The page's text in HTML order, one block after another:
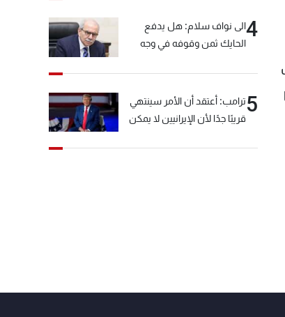
4الى نواف سلام: هل يدفع
الحايك ثمن وقوفه في وجه
5ترامب: أعتقد أن الأمر سينتهي
قريبًا جدًا لأن الإيرانيين لا يمكن